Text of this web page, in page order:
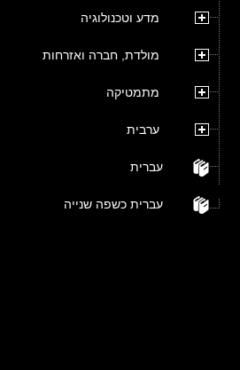
מדע וטכנולוגיה
מולדת, חברה ואזרחות
מתמטיקה
ערבית
עברית
עברית כשפה שנייה